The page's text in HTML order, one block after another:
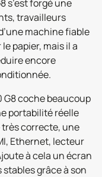
s’est forgé une
travailleurs
machine fiable
papier, mais il a
encore
G8 coche beaucoup
portabilité réelle
très correcte, une
Ethernet, lecteur
à cela un écran
grâce à son